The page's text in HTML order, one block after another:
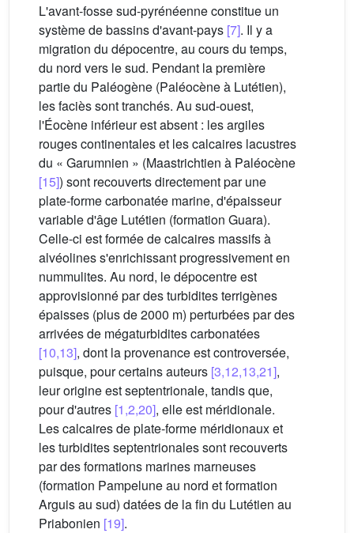
L'avant-fosse sud-pyrénéenne constitue un
système de bassins d'avant-pays [7]. Il y a
migration du dépocentre, au cours du temps,
du nord vers le sud. Pendant la première
partie du Paléogène (Paléocène à Lutétien),
les faciès sont tranchés. Au sud-ouest,
l'Éocène inférieur est absent : les argiles
rouges continentales et les calcaires lacustres
du « Garumnien » (Maastrichtien à Paléocène
[15]) sont recouverts directement par une
plate-forme carbonatée marine, d'épaisseur
variable d'âge Lutétien (formation Guara).
Celle-ci est formée de calcaires massifs à
alvéolines s'enrichissant progressivement en
nummulites. Au nord, le dépocentre est
approvisionné par des turbidites terrigènes
épaisses (plus de 2000 m) perturbées par des
arrivées de mégaturbidites carbonatées
[10,13], dont la provenance est controversée,
puisque, pour certains auteurs [3,12,13,21],
leur origine est septentrionale, tandis que,
pour d'autres [1,2,20], elle est méridionale.
Les calcaires de plate-forme méridionaux et
les turbidites septentrionales sont recouverts
par des formations marines marneuses
(formation Pampelune au nord et formation
Arguis au sud) datées de la fin du Lutétien au
Priabonien [19].